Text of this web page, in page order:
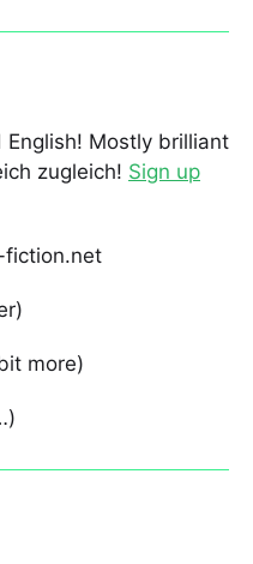
Mostly brilliant
zugleich! Sign up
fiction.net
more)